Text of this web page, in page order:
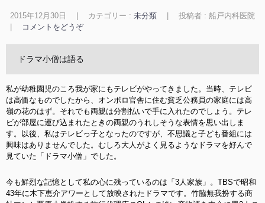
2015年12月30日 カテゴリー : 未分類
投稿者 : 船戸内科医院
コメントをどうぞ
ドラマ小僧は語る
私が幼稚園児のころ我が家にもテレビがやってきました。当時、テレビ
は高価なものでしたから、オンボロ官舎に住む貧乏公務員の家庭には高
嶺の花のはず。それでも両親は分割払いで手に入れたのでしょう。テレ
ビが部屋に運び込まれたときの両親のうれしそうな表情を思い出しま
す。以後、私はテレビっ子となったのですが、不思議と子ども番組には
興味はありませんでした。むしろ大人がよく見るようなドラマを好んで
見ていた「ドラマ小僧」でした。
今も鮮烈な記憶として私の心に残っているのは「3人家族」。TBSで昭和
43年に木下恵介アワーとして放映されたドラマです。竹脇無我扮する商